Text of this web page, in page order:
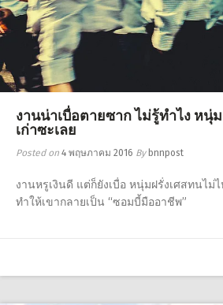
งานน่าเบื่อตายซาก ไม่รู้ทำไง หนุ่
เก่าซะเลย
Posted on 4 พฤษภาคม 2016 By bnnpost
งานหรูเงินดี แต่ก็ยังเบื่อ หนุ่มฝรั่งเศสทนไม่
ทำให้เขากลายเป็น “ซอมบี้มืออาชีพ”